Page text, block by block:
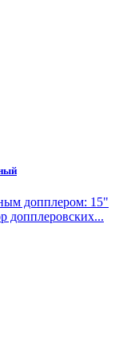
допплером: 15"
допплеровских...